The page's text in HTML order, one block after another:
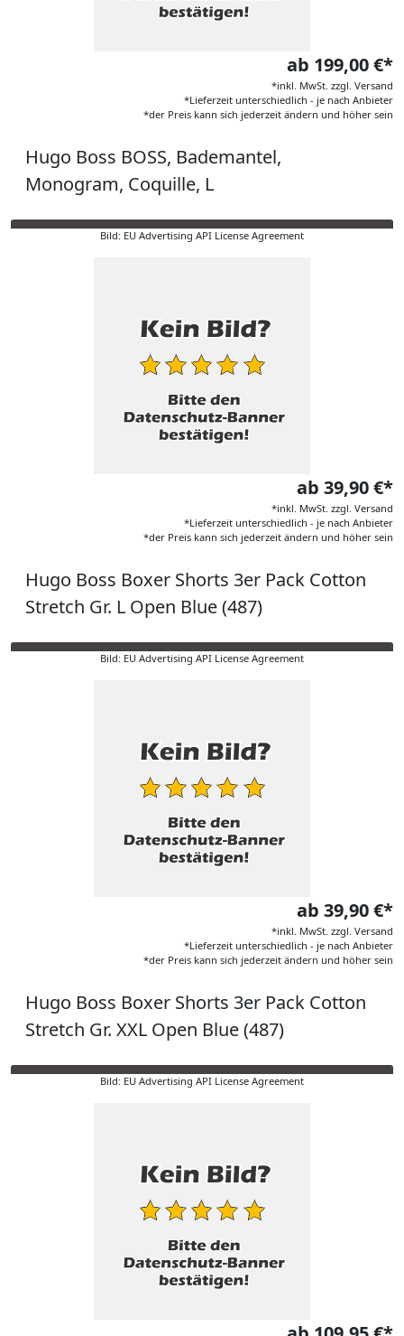
ab 199,00 €*
*inkl. MwSt. zzgl. Versand
*Lieferzeit unterschiedlich - je nach Anbieter
*der Preis kann sich jederzeit ändern und höher sein
Hugo Boss BOSS, Bademantel,
Monogram, Coquille, L
Bild: EU Advertising API License Agreement
ab 39,90 €*
*inkl. MwSt. zzgl. Versand
*Lieferzeit unterschiedlich - je nach Anbieter
*der Preis kann sich jederzeit ändern und höher sein
Hugo Boss Boxer Shorts 3er Pack Cotton
Stretch Gr. L Open Blue (487)
Bild: EU Advertising API License Agreement
ab 39,90 €*
*inkl. MwSt. zzgl. Versand
*Lieferzeit unterschiedlich - je nach Anbieter
*der Preis kann sich jederzeit ändern und höher sein
Hugo Boss Boxer Shorts 3er Pack Cotton
Stretch Gr. XXL Open Blue (487)
Bild: EU Advertising API License Agreement